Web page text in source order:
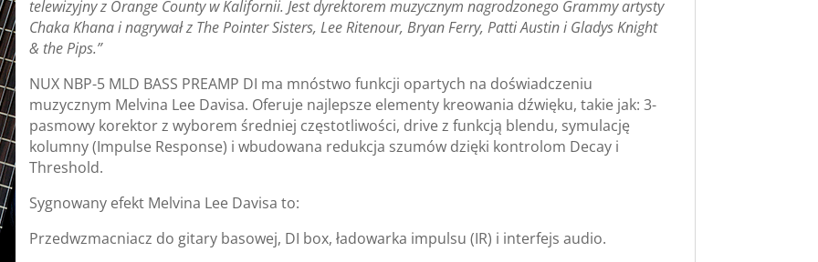
telewizyjny z Orange County w Kalifornii. Jest dyrektorem muzycznym nagrodzonego Grammy artysty
Chaka Khana i nagrywał z The Pointer Sisters, Lee Ritenour, Bryan Ferry, Patti Austin i Gladys Knight
& the Pips.”
NUX NBP-5 MLD BASS PREAMP DI ma mnóstwo funkcji opartych na doświadczeniu
muzycznym Melvina Lee Davisa. Oferuje najlepsze elementy kreowania dźwięku, takie jak: 3-
pasmowy korektor z wyborem średniej częstotliwości, drive z funkcją blendu, symulację
kolumny (Impulse Response) i wbudowana redukcja szumów dzięki kontrolom Decay i
Threshold.
Sygnowany efekt Melvina Lee Davisa to:
Przedwzmacniacz do gitary basowej, DI box, ładowarka impulsu (IR) i interfejs audio.